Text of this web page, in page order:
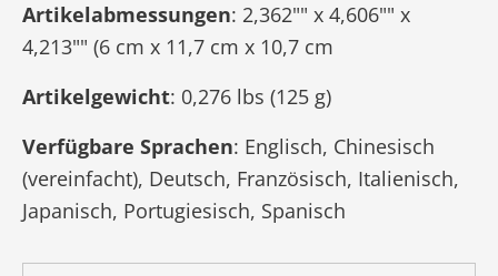
Artikelabmessungen: 2,362"" x 4,606"" x
4,213"" (6 cm x 11,7 cm x 10,7 cm
Artikelgewicht: 0,276 lbs (125 g)
Verfügbare Sprachen: Englisch, Chinesisch
(vereinfacht), Deutsch, Französisch, Italienisch,
Japanisch, Portugiesisch, Spanisch